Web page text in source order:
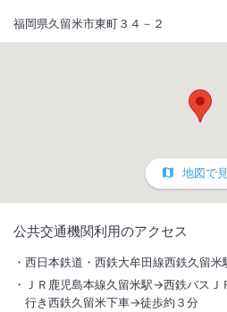
西鉄久留米駅より徒歩4分、JR久留米駅
福岡県久留米市東町３４－２
地図で
公共交通機関利用のアクセス
西日本鉄道・西鉄大牟田線西鉄久留
ＪＲ鹿児島本線久留米駅→西鉄バス
行き西鉄久留米下車→徒歩約３分